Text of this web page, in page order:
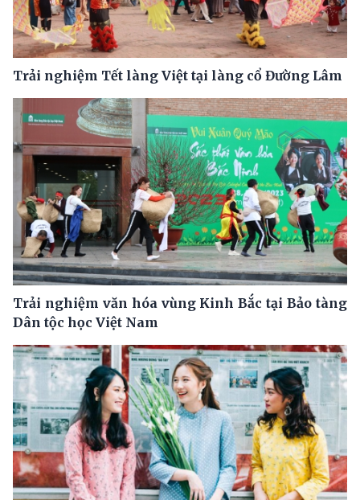
Trải nghiệm Tết làng Việt tại làng cổ Đường Lâm
Trải nghiệm văn hóa vùng Kinh Bắc tại Bảo tàng
Dân tộc học Việt Nam